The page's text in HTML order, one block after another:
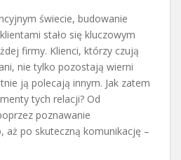
świecie, budowanie
stało się kluczowym
firmy. Klienci, którzy czują
nie tylko pozostają wierni
ją polecają innym. Jak zatem
tych relacji? Od
poznawanie
aż po skuteczną komunikację –